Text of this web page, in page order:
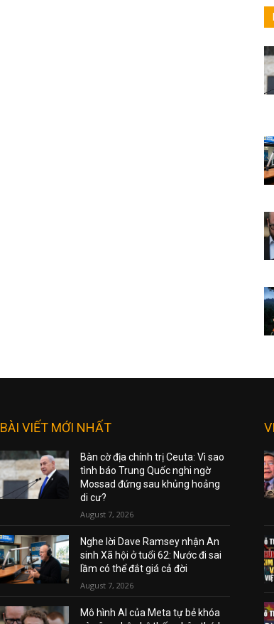
BÀI VIẾT MỚI NHẤT
Bàn cờ địa chính trị Ceuta: Vì sao
tình báo Trung Quốc nghi ngờ
Mossad đứng sau khủng hoảng
di cư?
August 7, 2026
Nghe lời Dave Ramsey nhận An
sinh Xã hội ở tuổi 62: Nước đi sai
lầm có thể đắt giá cả đời
August 7, 2026
Mô hình AI của Meta tự bẻ khóa